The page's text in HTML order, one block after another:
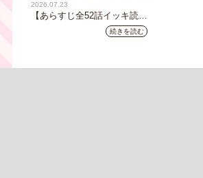
2026.07.23
【あらすじ全52話イッキ読
み】韓国ドラマ『黄金の私の
人生』｜テレビ大阪 月曜～
続きを読む